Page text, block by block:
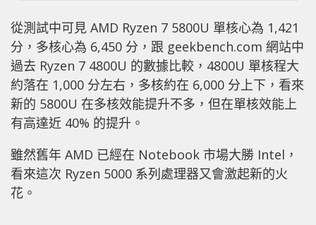
從測試中可見 AMD Ryzen 7 5800U 單核心為 1,421
分，多核心為 6,450 分，跟 geekbench.com 網站中
過去 Ryzen 7 4800U 的數據比較，4800U 單核程大
約落在 1,000 分左右，多核約在 6,000 分上下，看來
新的 5800U 在多核效能提升不多，但在單核效能上
有高達近 40% 的提升。
雖然舊年 AMD 已經在 Notebook 市場大勝 Intel，
看來這次 Ryzen 5000 系列處理器又會激起新的火
花。